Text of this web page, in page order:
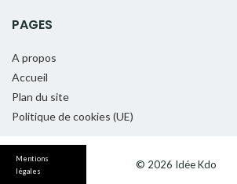
Mentions
légales
PAGES
A propos
Accueil
Plan du site
Politique de cookies (UE)
© 2026 Idée Kdo